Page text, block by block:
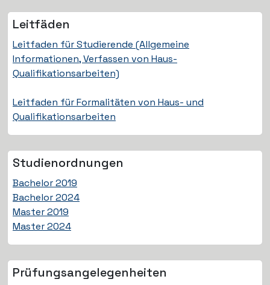
Leitfäden
Leitfaden für Studierende (Allgemeine
Informationen, Verfassen von Haus-
Qualifikationsarbeiten)
Leitfaden für Formalitäten von Haus- und
Qualifikationsarbeiten
Studien­ordnungen
Bachelor 2019
Bachelor 2024
Master 2019
Master 2024
Prüfungs­angelegenheiten